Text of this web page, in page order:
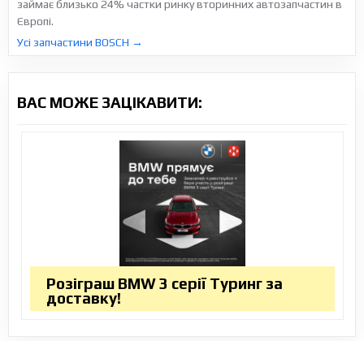
займає близько 24% частки ринку вторинних автозапчастин в
Європі.
Усі запчастини BOSCH →
ВАС МОЖЕ ЗАЦІКАВИТИ:
Розіграш BMW 3 серії Туринг за
доставку!